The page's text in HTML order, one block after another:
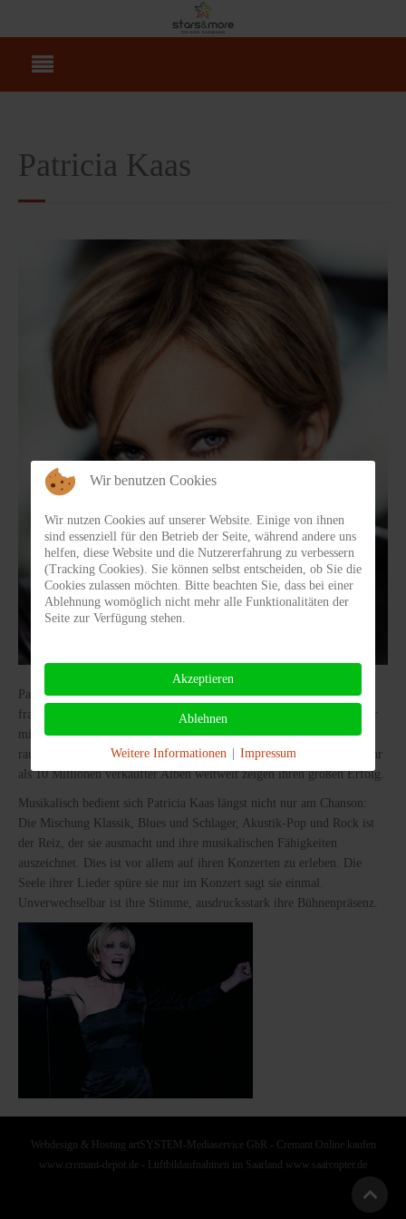
Patricia Kaas
Patricia Kaas gilt heute als eine der erfolgreichsten
französischsprachigen Sängerinnen. Verglichen wird sie immer wieder
mit den Chanson-Größen Edith Piaf und Celine Dion. Mit ihrer
rauchigen Stimme füllt sie europaweit mühelos die Konzertsääle. Mehr
als 10 Millionen verkaufter Alben weltweit zeigen ihren großen Erfolg.
Musikalisch bedient sich Patricia Kaas längst nicht nur am Chanson:
Die Mischung Klassik, Blues und Schlager, Akustik-Pop und Rock ist
der Reiz, der sie ausmacht und ihre musikalischen Fähigkeiten
auszeichnet. Dies ist vor allem auf ihren Konzerten zu erleben. Die
Seele ihrer Lieder spüre sie nur im Konzert sagt sie einmal.
Unverwechselbar ist ihre Stimme, ausdrucksstark ihre Bühnenpräsenz.
Webdesign & Hosting artSYSTEM-Mediaservice GbR - Cremant Online kaufen
www.cremant-depot.de - Luftbildaufnahmen im Saarland www.saarcopter.de
Wir benutzen Cookies
Wir nutzen Cookies auf unserer Website. Einige von ihnen
sind essenziell für den Betrieb der Seite, während andere uns
helfen, diese Website und die Nutzererfahrung zu verbessern
(Tracking Cookies). Sie können selbst entscheiden, ob Sie die
Cookies zulassen möchten. Bitte beachten Sie, dass bei einer
Ablehnung womöglich nicht mehr alle Funktionalitäten der
Seite zur Verfügung stehen.
Akzeptieren
Ablehnen
Weitere Informationen | Impressum